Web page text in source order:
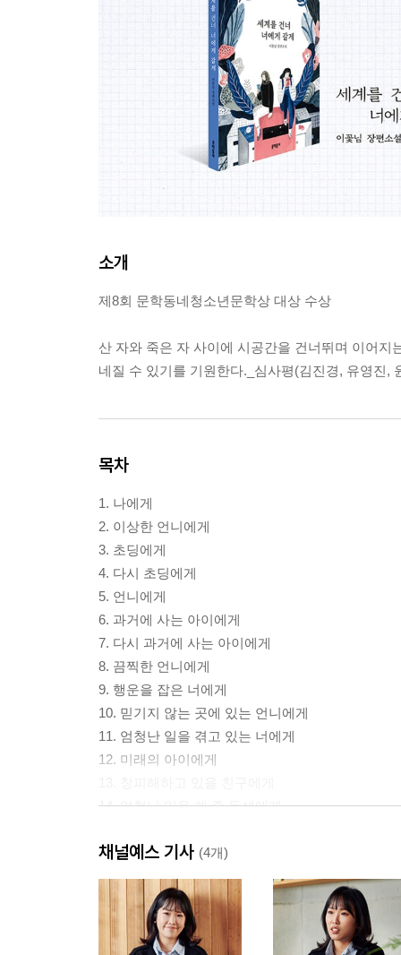
소개
제8회 문학동네청소년문학상 대상 수상
산 자와 죽은 자 사이에 시공간을 건너뛰며 이어
네질 수 있기를 기원한다._심사평(김진경, 유영진,
목차
1. 나에게
2. 이상한 언니에게
3. 초딩에게
4. 다시 초딩에게
5. 언니에게
6. 과거에 사는 아이에게
7. 다시 과거에 사는 아이에게
8. 끔찍한 언니에게
9. 행운을 잡은 너에게
10. 믿기지 않는 곳에 있는 언니에게
11. 엄청난 일을 겪고 있는 너에게
12. 미래의 아이에게
14. 엄청난 일을 해 줄 동생에게
16. 은유에게
17. 과거에게
18. 미래의 은유에게
19. 이름 똑같은 "언니"에게
20. 고통과 시련을 준 은유에게
채널예스 기사 (4개)